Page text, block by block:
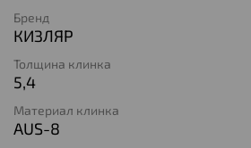
Бренд
КИЗЛЯР
Толщина клинка
5,4
Материал клинка
AUS-8